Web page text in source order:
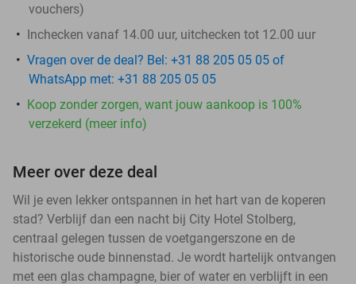
vouchers)
Inchecken vanaf 14.00 uur, uitchecken tot 12.00 uur
Vragen over de deal? Bel: +31 88 205 05 05 of
WhatsApp met: +31 88 205 05 05
Koop zonder zorgen, want jouw aankoop is 100%
verzekerd (meer info)
Meer over deze deal
Wil je even lekker ontspannen in het hart van de koperen
stad? Verblijf dan een nacht bij City Hotel Stolberg,
centraal gelegen tussen de voetgangerszone en de
historische oude binnenstad. Je wordt hartelijk ontvangen
met een glas champagne, bier of water en verblijft in een